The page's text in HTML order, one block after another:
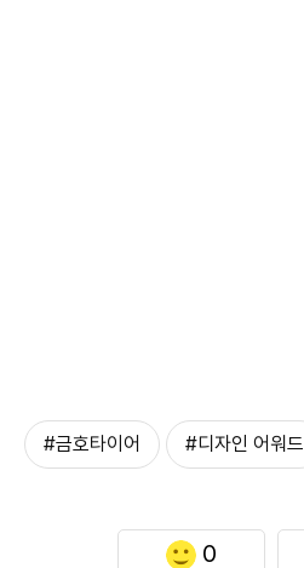
#금호타이어 #디자인 어워드
0